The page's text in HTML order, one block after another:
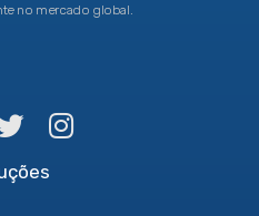
no mercado global.